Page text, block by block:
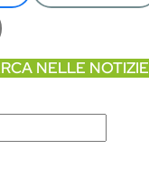
NELLE NOTIZIE